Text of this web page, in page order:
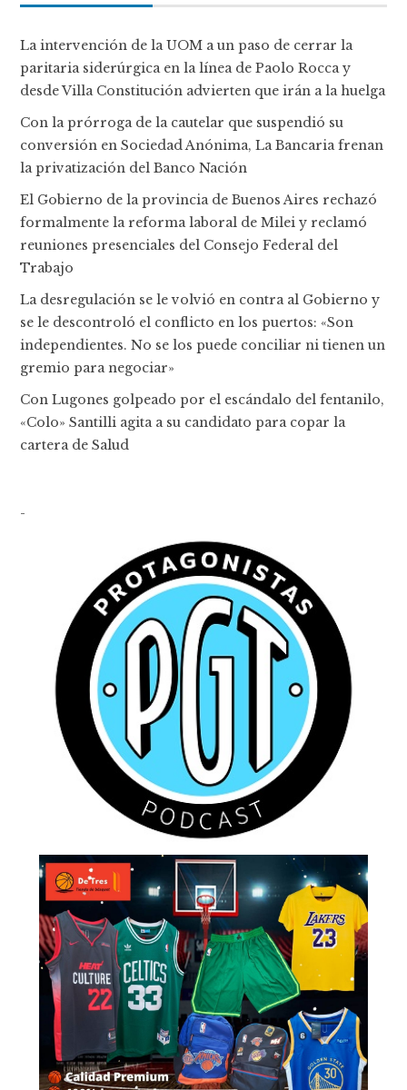
La intervención de la UOM a un paso de cerrar la
paritaria siderúrgica en la línea de Paolo Rocca y
desde Villa Constitución advierten que irán a la huelga
Con la prórroga de la cautelar que suspendió su
conversión en Sociedad Anónima, La Bancaria frenan
la privatización del Banco Nación
El Gobierno de la provincia de Buenos Aires rechazó
formalmente la reforma laboral de Milei y reclamó
reuniones presenciales del Consejo Federal del
Trabajo
La desregulación se le volvió en contra al Gobierno y
se le descontroló el conflicto en los puertos: «Son
independientes. No se los puede conciliar ni tienen un
gremio para negociar»
Con Lugones golpeado por el escándalo del fentanilo,
«Colo» Santilli agita a su candidato para copar la
cartera de Salud
-